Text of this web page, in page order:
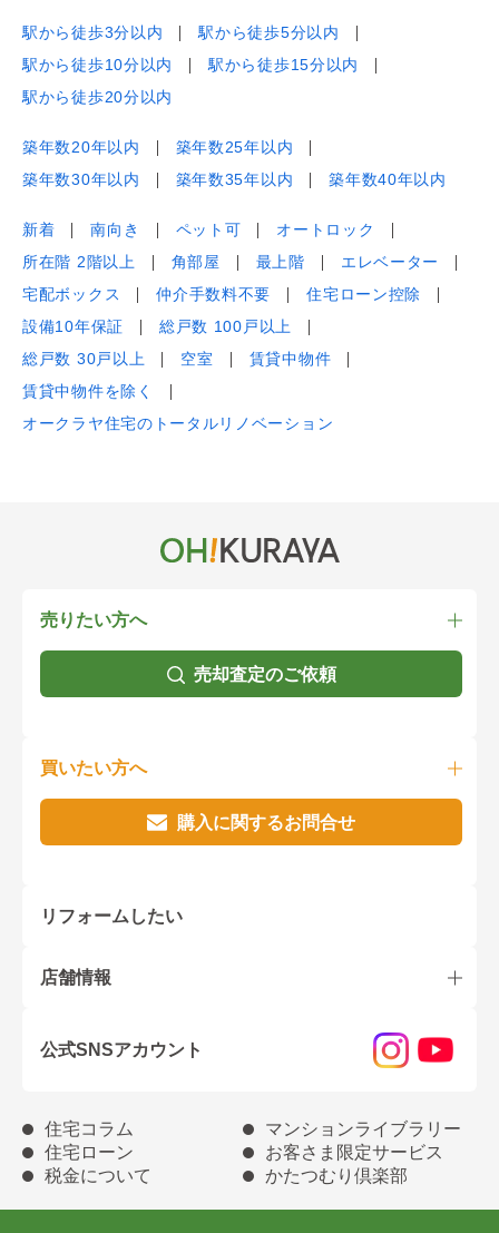
駅から徒歩3分以内
駅から徒歩5分以内
駅から徒歩10分以内
駅から徒歩15分以内
駅から徒歩20分以内
築年数20年以内
築年数25年以内
築年数30年以内
築年数35年以内 築年数40年以内
新着 南向き ペット可
オートロック
所在階 2階以上
角部屋 最上階
エレベーター
宅配ボックス
仲介手数料不要
住宅ローン控除
設備10年保証
総戸数 100戸以上
総戸数 30戸以上
空室
賃貸中物件
賃貸中物件を除く
オークラヤ住宅のトータルリノベーション
売りたい方へ
売却査定のご依頼
買いたい方へ
購入に関するお問合せ
リフォームしたい
店舗情報
公式SNSアカウント
住宅コラム
マンションライブラリー
住宅ローン
お客さま限定サービス
税金について
かたつむり倶楽部